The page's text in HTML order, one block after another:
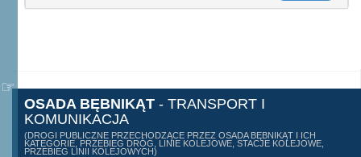
OSADA BĘBNIKĄT - TRANSPORT I
KOMUNIKACJA
(DROGI PUBLICZNE PRZECHODZĄCE PRZEZ OSADA BĘBNIKĄT I ICH
KATEGORIE, PRZEBIEG DRÓG, LINIE KOLEJOWE, STACJE KOLEJOWE,
PRZEBIEG LINII KOLEJOWYCH)